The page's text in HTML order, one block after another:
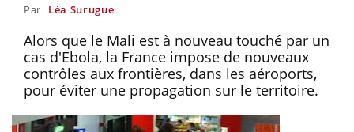
Par Léa Surugue
Alors que le Mali est à nouveau touché par un
cas d'Ebola, la France impose de nouveaux
contrôles aux frontières, dans les aéroports,
pour éviter une propagation sur le territoire.